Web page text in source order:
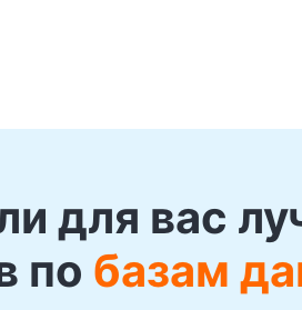
для вас
по базам